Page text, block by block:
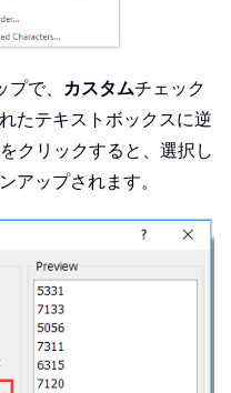
で、 カスタムチェック
たテキストボックスに逆
をクリックすると、選択し
アップされます。